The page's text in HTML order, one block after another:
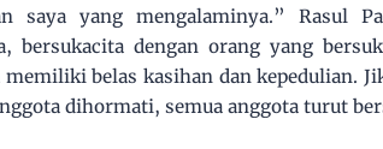
saya yang mengalaminya.” Rasul
bersukacita dengan orang yang
belas kasihan dan kepedulian.
dihormati, semua anggota turut